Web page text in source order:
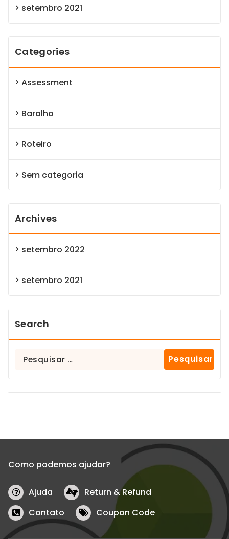
setembro 2021
Categories
Assessment
Baralho
Roteiro
Sem categoria
Archives
setembro 2022
setembro 2021
Search
Como podemos ajudar?
Ajuda
Return & Refund
Contato
Coupon Code